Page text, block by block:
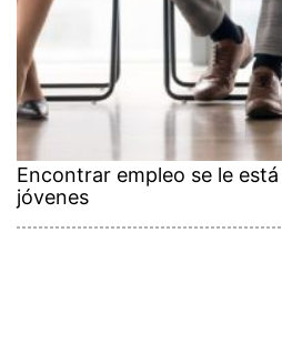
Encontrar empleo se le
jóvenes